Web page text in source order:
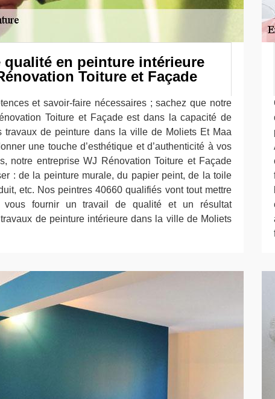
qualité en peinture intérieure
Toiture et Façade
et savoir-faire nécessaires ; sachez que notre
Toiture et Façade est dans la capacité de
travaux de peinture dans la ville de Moliets Et Maa
une touche d’esthétique et d’authenticité à vos
notre entreprise WJ Rénovation Toiture et Façade
: de la peinture murale, du papier peint, de la toile
etc. Nos peintres 40660 qualifiés vont tout mettre
fournir un travail de qualité et un résultat
de peinture intérieure dans la ville de Moliets